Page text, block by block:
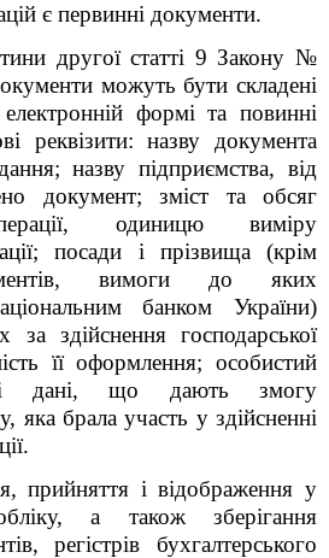
є первинні документи.
другої статті 9 Закону №
можуть бути складені
формі та повинні
реквізити: назву документа
назву підприємства, від
документ; зміст та обсяг
одиницю виміру
посади і прізвища (крім
вимоги до яких
банком України)
за здійснення господарської
її оформлення; особистий
дані, що дають змогу
яка брала участь у здійсненні
прийняття і відображення у
а також зберігання
регістрів бухгалтерського